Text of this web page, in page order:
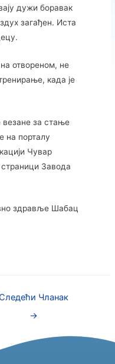
дужи боравак
загађен. Иста
отвореном, не
када је
везане за стање
на порталу
Чувар
Завода
здравље Шабац
Чланак
→